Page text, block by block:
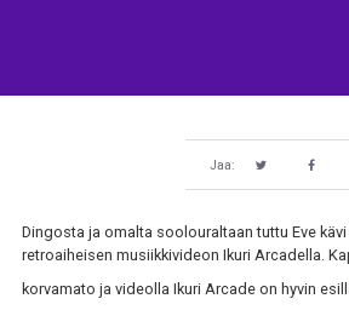
Jaa:
Dingosta ja omalta soolouraltaan tuttu Eve
retroaiheisen musiikkivideon Ikuri Arcadella.
korvamato ja videolla Ikuri Arcade on hyvin